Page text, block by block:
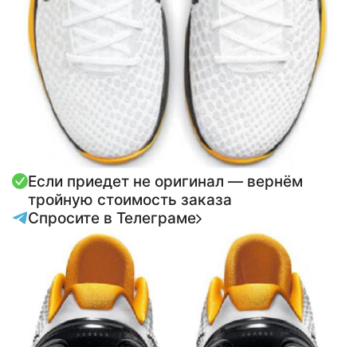
Если приедет не оригинал — вернём
тройную стоимость заказа
Спросите в Телеграме